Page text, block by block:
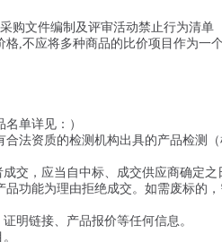
购文件编制及评审活动禁止行为清单
,不应将多种商品的比价项目作为一
单详见： ）
法资质的检测机构出具的产品检测
交，应当自中标、成交供应商确定之
功能为理由拒绝成交。如需废标的
明链接、产品报价等任何信息。